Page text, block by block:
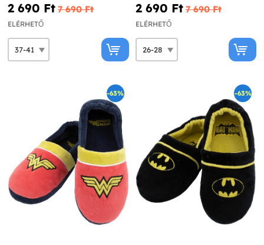
2 690 Ft‎ 7 690 Ft‎
ELÉRHETŐ
2 690 Ft‎ 7 690 Ft‎
ELÉRHETŐ
-63% -63%